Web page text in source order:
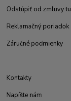
Odstúpiť od zmluvy tu
Reklamačný poriadok
Záručné podmienky
Kontakty
Napíšte nám